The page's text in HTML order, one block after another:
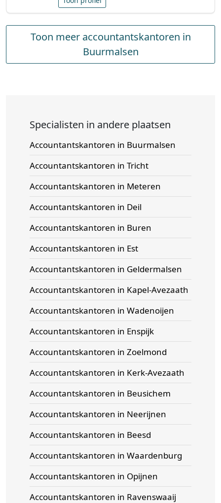
Toon meer accountantskantoren in
Buurmalsen
Specialisten in andere plaatsen
Accountantskantoren in Buurmalsen
Accountantskantoren in Tricht
Accountantskantoren in Meteren
Accountantskantoren in Deil
Accountantskantoren in Buren
Accountantskantoren in Est
Accountantskantoren in Geldermalsen
Accountantskantoren in Kapel-Avezaath
Accountantskantoren in Wadenoijen
Accountantskantoren in Enspijk
Accountantskantoren in Zoelmond
Accountantskantoren in Kerk-Avezaath
Accountantskantoren in Beusichem
Accountantskantoren in Neerijnen
Accountantskantoren in Beesd
Accountantskantoren in Waardenburg
Accountantskantoren in Opijnen
Accountantskantoren in Ravenswaaij